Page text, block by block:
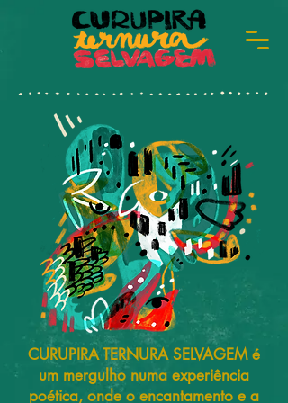
CURUPIRA TERNURA SELVAGEM é
um mergulho numa experiência
poética, onde o encantamento e a